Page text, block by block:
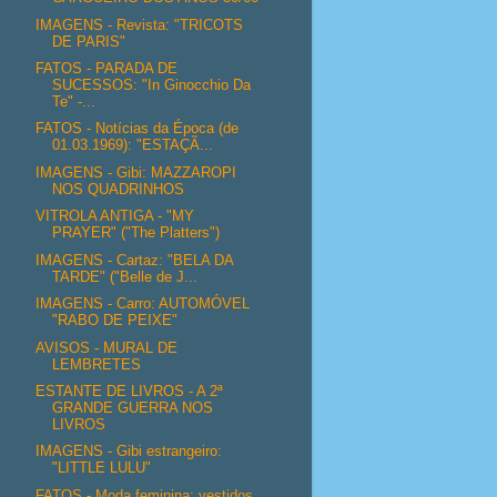
IMAGENS - Revista: "TRICOTS
DE PARIS"
FATOS - PARADA DE
SUCESSOS: "In Ginocchio Da
Te" -...
FATOS - Notícias da Época (de
01.03.1969): "ESTAÇÃ...
IMAGENS - Gibi: MAZZAROPI
NOS QUADRINHOS
VITROLA ANTIGA - "MY
PRAYER" ("The Platters")
IMAGENS - Cartaz: "BELA DA
TARDE" ("Belle de J...
IMAGENS - Carro: AUTOMÓVEL
"RABO DE PEIXE"
AVISOS - MURAL DE
LEMBRETES
ESTANTE DE LIVROS - A 2ª
GRANDE GUERRA NOS
LIVROS
IMAGENS - Gibi estrangeiro:
"LITTLE LULU"